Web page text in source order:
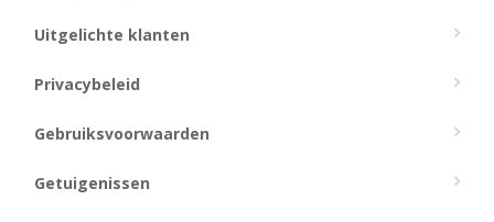
Uitgelichte klanten
Privacybeleid
Gebruiksvoorwaarden
Getuigenissen